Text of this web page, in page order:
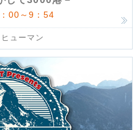
00～9：54
ヒューマン